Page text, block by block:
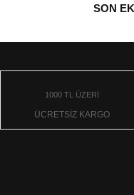
SON
1000 TL ÜZERİ
ÜCRETSİZ KARGO